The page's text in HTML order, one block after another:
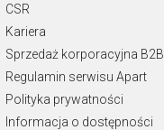
CSR
Kariera
Sprzedaż korporacyjna B2B
Regulamin serwisu Apart
Polityka prywatności
Informacja o dostępności